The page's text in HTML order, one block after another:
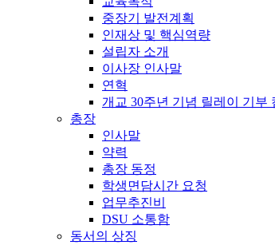
중장기 발전계획
인재상 및 핵심역량
설립자 소개
이사장 인사말
연혁
개교 30주년 기념 릴레이 기부
총장
인사말
약력
총장 동정
학생면담시간 요청
업무추진비
DSU 소통함
동서의 상징